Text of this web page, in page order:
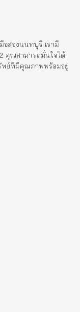
สองนนทบุรี เรามี
คุณสามารถมั่นใจได้
พย์ที่มีคุณภาพพร้อมอยู่